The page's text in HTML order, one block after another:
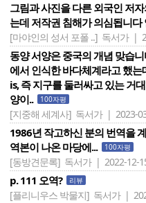
그림과 사진을 다른 외국인 저
는데 저작권 침해가 의심됩니다
[마야인의 성서 포폴 ..] 독서가 |
동양 서양은 중국의 개념 맞습
에서 인식한 바다체계라고 했
is, 즉 지구를 둘러싸고 있는 거
양이..
100자평
[지중해 세계사] 독서가 | 2023-
1986년 작고하신 분의 번역을
역본이 나온 마당에...
100자평
[동방견문록] 독서가 | 2022-12-
p. 111 오역? 리뷰
[플리니우스 박물지] 독서가 |